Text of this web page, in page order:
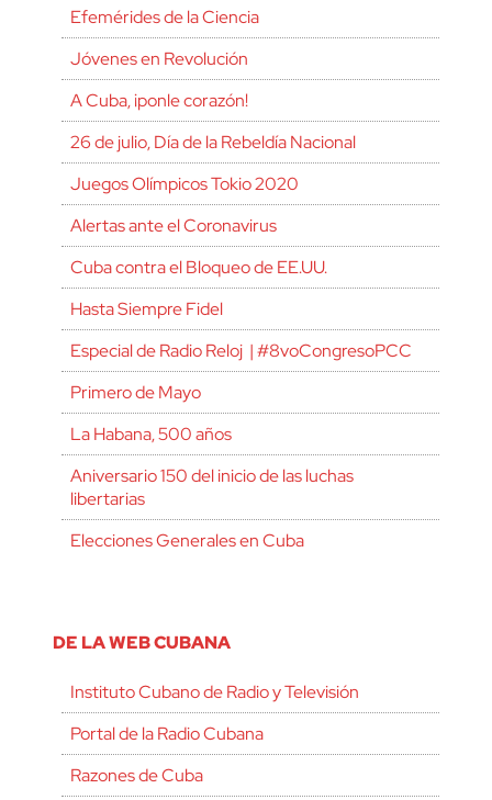
Efemérides de la Ciencia
Jóvenes en Revolución
A Cuba, ¡ponle corazón!
26 de julio, Día de la Rebeldía Nacional
Juegos Olímpicos Tokio 2020
Alertas ante el Coronavirus
Cuba contra el Bloqueo de EE.UU.
Hasta Siempre Fidel
Especial de Radio Reloj | #8voCongresoPCC
Primero de Mayo
La Habana, 500 años
Aniversario 150 del inicio de las luchas
libertarias
Elecciones Generales en Cuba
DE LA WEB CUBANA
Instituto Cubano de Radio y Televisión
Portal de la Radio Cubana
Razones de Cuba